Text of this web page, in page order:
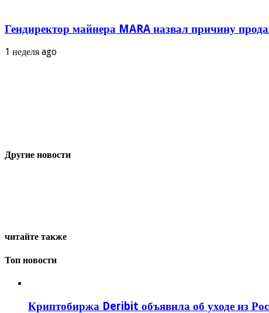
Гендиректор майнера MARA назвал причину
1 неделя ago
Другие новости
читайте также
Топ новости
Криптобиржа Deribit объявила об уходе из